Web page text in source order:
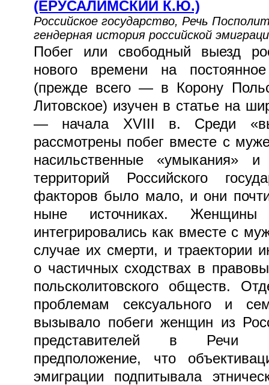
(ЕРУСАЛИМСКИЙ К.Ю.)
Российское государство, Речь
гендерная история российской
Побег или свободный выезд
нового времени на
(прежде всего — в Корону
Литовское) изучен в статье на
— начала XVIII в. Среди
рассмотрены побег вместе с
насильственные «умыкания»
территорий Российского
факторов было мало, и они
ныне источниках.
интегрировались как вместе с
случае их смерти, и траектории
о частичных сходствах в
польсколитовского обществ.
проблемам сексуального и
вызывало побеги женщин из
представителей в Речи
предположение, что
эмиграции подпитывала